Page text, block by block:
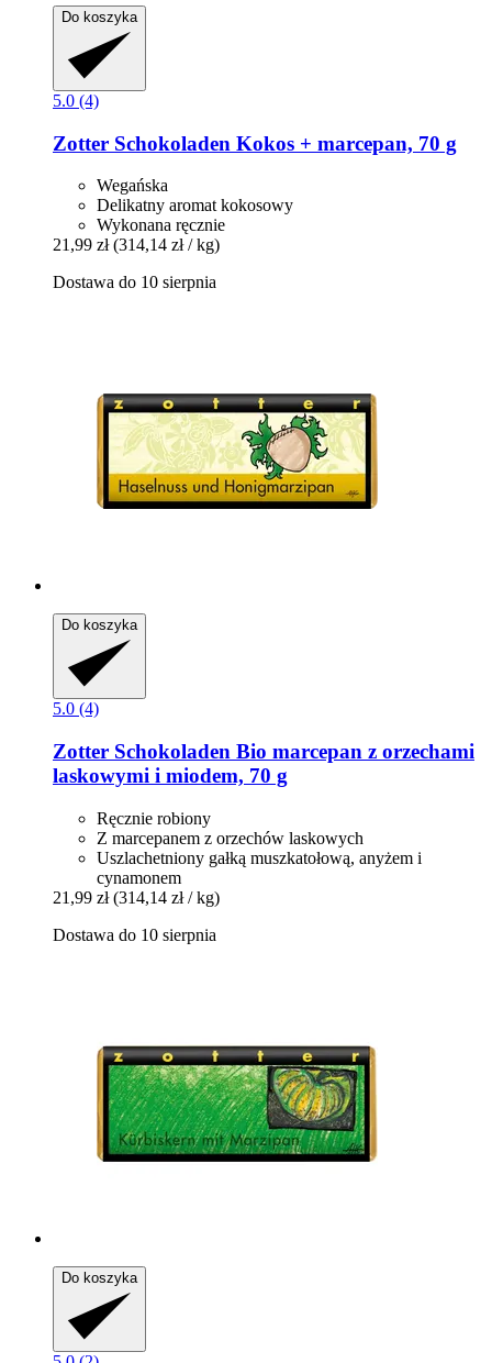
Do koszyka
5.0 (4)
Zotter Schokoladen Kokos + marcepan, 70 g
Wegańska
Delikatny aromat kokosowy
Wykonana ręcznie
21,99 zł (314,14 zł / kg)
Dostawa do 10 sierpnia
Do koszyka
5.0 (4)
Zotter Schokoladen Bio marcepan z orzechami
laskowymi i miodem, 70 g
Ręcznie robiony
Z marcepanem z orzechów laskowych
Uszlachetniony gałką muszkatołową, anyżem i
cynamonem
21,99 zł (314,14 zł / kg)
Dostawa do 10 sierpnia
Do koszyka